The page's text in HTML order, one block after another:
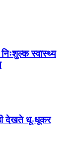
स्वास्थ्य
देखते धू-धूकर